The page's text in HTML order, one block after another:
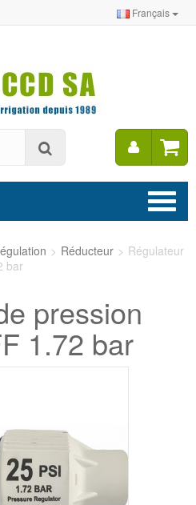
Français
Mon
> Réducteur > Régulateur
bar
pression
1.72 bar